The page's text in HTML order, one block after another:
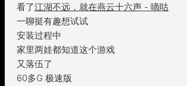
看了江湖不远，就在燕云十六声 - 嘀咕
一聊挺有趣想试试
安装过程中
家里两娃都知道这个游戏
又落伍了
60多G 极速版